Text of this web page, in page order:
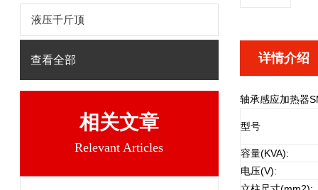
液压千斤顶
查看全部
相关文章
Relevant Articles
详情介绍
轴承感应加热器
型号
容量(KVA):
电压(V):